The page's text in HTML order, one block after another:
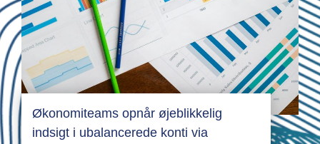
Økonomiteams opnår øjeblikkelig
indsigt i ubalancerede konti via